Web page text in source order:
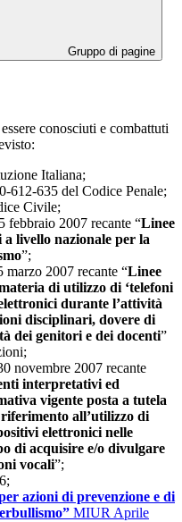
Gruppo di pagine
conosciuti e combattuti
Italiana;
612-635 del Codice Penale;
Civile;
2007 recante “Linee
livello nazionale per la
”;
2007 recante “Linee
di utilizzo di ‘telefoni
durante l’attività
disciplinari, dovere di
dei genitori e dei docenti”
novembre 2007 recante
interpretativi ed
vigente posta a tutela
all’utilizzo di
elettronici nelle
di acquisire e/o divulgare
vocali”;
azioni di prevenzione e di
MIUR Aprile